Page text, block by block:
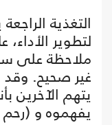
التغذية
لتطوير
ملاحظة على
غير صحيح.
يتهم الآخرين
يفهموه و (رحم